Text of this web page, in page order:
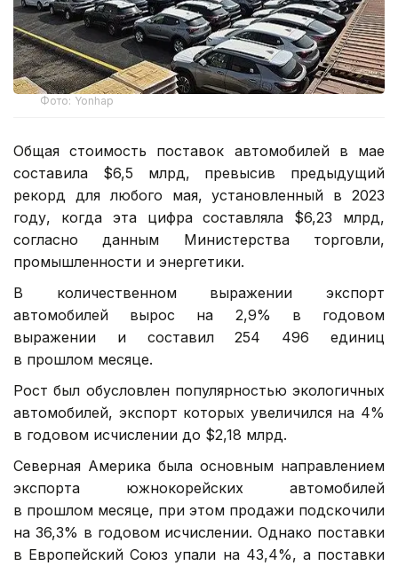
Фото: Yonhap
Общая стоимость поставок автомобилей в мае
составила $6,5 млрд, превысив предыдущий
рекорд для любого мая, установленный в 2023
году, когда эта цифра составляла $6,23 млрд,
согласно данным Министерства торговли,
промышленности и энергетики.
В количественном выражении экспорт
автомобилей вырос на 2,9% в годовом
выражении и составил 254 496 единиц
в прошлом месяце.
Рост был обусловлен популярностью экологичных
автомобилей, экспорт которых увеличился на 4%
в годовом исчислении до $2,18 млрд.
Северная Америка была основным направлением
экспорта южнокорейских автомобилей
в прошлом месяце, при этом продажи подскочили
на 36,3% в годовом исчислении. Однако поставки
в Европейский Союз упали на 43,4%, а поставки